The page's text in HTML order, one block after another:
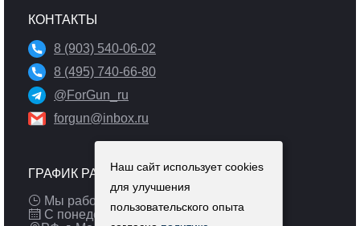
КОНТАКТЫ
8 (903) 540-06-02
8 (495) 740-66-80
@ForGun_ru
forgun@inbox.ru
ГРАФИК РАБОТЫ
Мы работаем: 9:00 — 19:00 (МСК)
С понедельника по пятницу
Наш сайт использует cookies
для улучшения
пользовательского опыта